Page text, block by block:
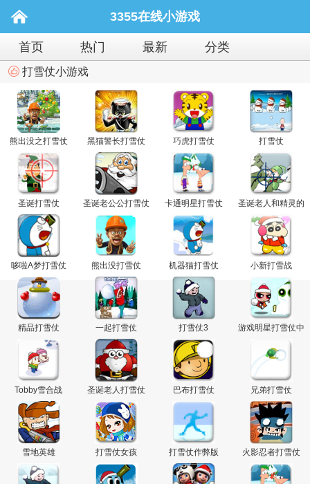
3355在线小游戏
首页 热门 最新 分类
打雪仗小游戏
熊出没之打雪仗 黑猫警长打雪仗 巧虎打雪仗 打雪仗
圣诞打雪仗 圣诞老公公打雪仗 卡通明星打雪仗
圣诞老人和精灵的
雪球战
哆啦A梦打雪仗 熊出没打雪仗 机器猫打雪仗 小新打雪战
精品打雪仗 一起打雪仗 打雪仗3
游戏明星打雪仗中
Tobby雪合战 圣诞老人打雪仗 巴布打雪仗 兄弟打雪仗
雪地英雄 打雪仗女孩 打雪仗作弊版 火影忍者打雪仗